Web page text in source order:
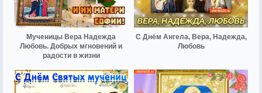
Мученицы Вера Надежда
Любовь. Добрых мгновений и
радости в жизни
С Днём Ангела, Вера, Надежда,
Любовь